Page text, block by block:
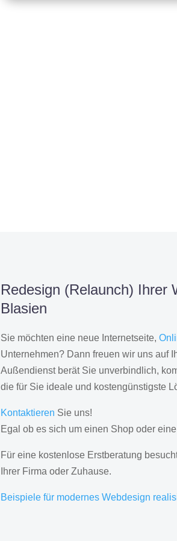
Redesign (Relaunch) Ihrer
Blasien
Sie möchten eine neue Internetseite,
Unternehmen? Dann freuen wir uns auf
Außendienst berät Sie unverbindlich,
die für Sie ideale und kostengünstigste
Kontaktieren Sie uns!
Egal ob es sich um einen Shop oder
Für eine kostenlose Erstberatung
Ihrer Firma oder Zuhause.
Beispiele für modernes Webdesign